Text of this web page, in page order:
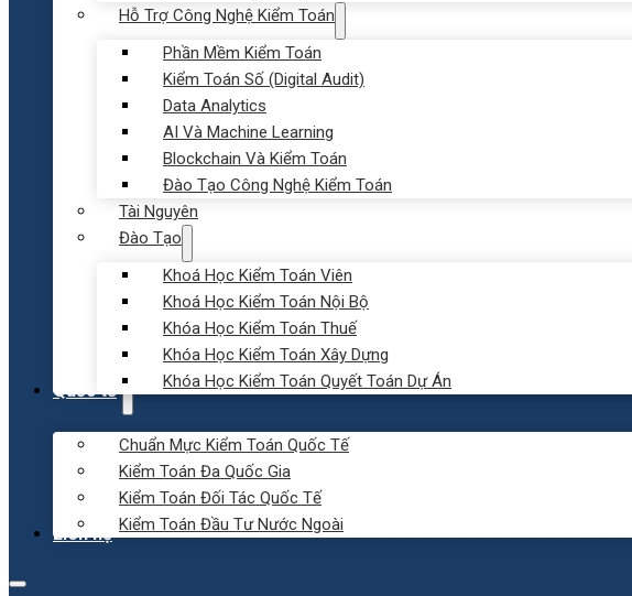
Hỗ Trợ Công Nghệ Kiểm Toán
Phần Mềm Kiểm Toán
Kiểm Toán Số (Digital Audit)
Data Analytics
AI Và Machine Learning
Blockchain Và Kiểm Toán
Đào Tạo Công Nghệ Kiểm Toán
Tài Nguyên
Đào Tạo
Khoá Học Kiểm Toán Viên
Khoá Học Kiểm Toán Nội Bộ
Khóa Học Kiểm Toán Thuế
Khóa Học Kiểm Toán Xây Dựng
Khóa Học Kiểm Toán Quyết Toán Dự Án
Quốc tế
Chuẩn Mực Kiểm Toán Quốc Tế
Kiểm Toán Đa Quốc Gia
Kiểm Toán Đối Tác Quốc Tế
Kiểm Toán Đầu Tư Nước Ngoài
Liên hệ